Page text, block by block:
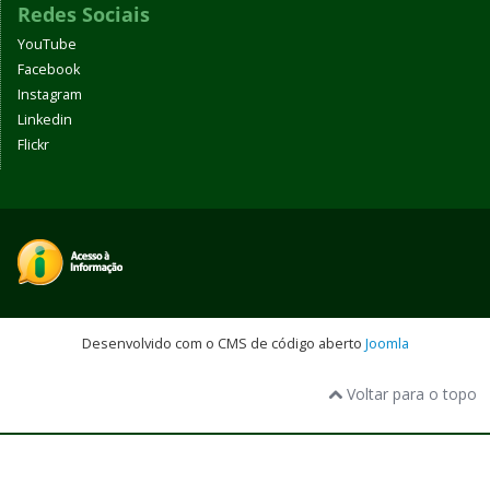
Redes Sociais
YouTube
Facebook
Instagram
Linkedin
Flickr
Desenvolvido com o CMS de código aberto Joomla
Voltar para o topo